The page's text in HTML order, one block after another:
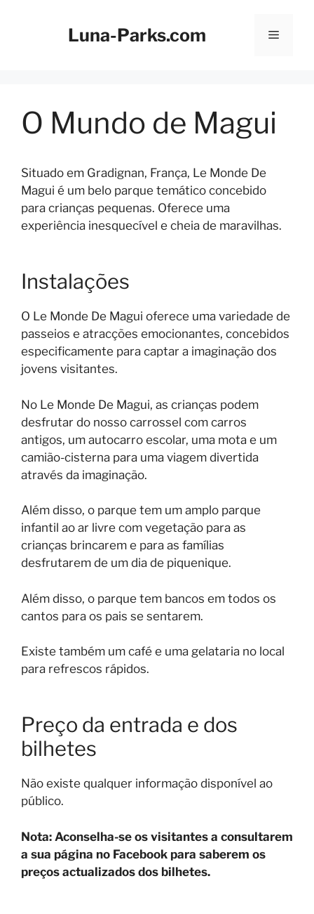
Luna-Parks.com Menu
O Mundo de Magui
Situado em Gradignan, França, Le Monde De
Magui é um belo parque temático concebido
para crianças pequenas. Oferece uma
experiência inesquecível e cheia de maravilhas.
Instalações
O Le Monde De Magui oferece uma variedade de
passeios e atracções emocionantes, concebidos
especificamente para captar a imaginação dos
jovens visitantes.
No Le Monde De Magui, as crianças podem
desfrutar do nosso carrossel com carros
antigos, um autocarro escolar, uma mota e um
camião-cisterna para uma viagem divertida
através da imaginação.
Além disso, o parque tem um amplo parque
infantil ao ar livre com vegetação para as
crianças brincarem e para as famílias
desfrutarem de um dia de piquenique.
Além disso, o parque tem bancos em todos os
cantos para os pais se sentarem.
Existe também um café e uma gelataria no local
para refrescos rápidos.
Preço da entrada e dos
bilhetes
Não existe qualquer informação disponível ao
público.
Nota: Aconselha-se os visitantes a consultarem
a sua página no Facebook para saberem os
preços actualizados dos bilhetes.